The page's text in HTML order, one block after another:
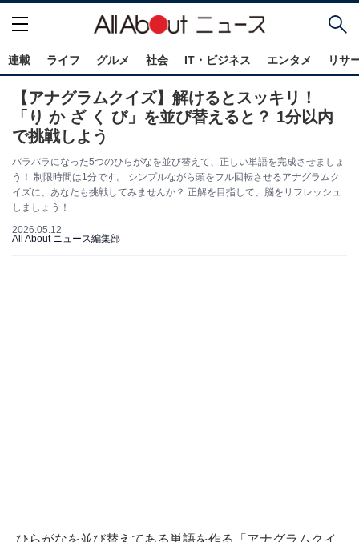
連載 ライフ グルメ 社会 IT・ビジネス エンタメ リサ
【アナグラムクイズ】解けるとスッキリ！
「り か ざ く び」を並び替えると？ 1分以内
で挑戦しよう
バラバラになった5つのひらがなを並び替えて、正しい単語を完成させましょ
う！ 制限時間は1分です。 シンプルながら頭をフル回転させるアナグラムク
イズに、あなたも挑戦してみませんか？ 正解を目指して、脳をリフレッシュ
しましょう！
2026.05.12
All About ニュース編集部
ひらがなを並び替えてある単語を作る「アナグラムクイ